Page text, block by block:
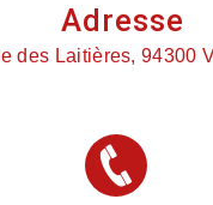
Adresse
des Laitières, 94300